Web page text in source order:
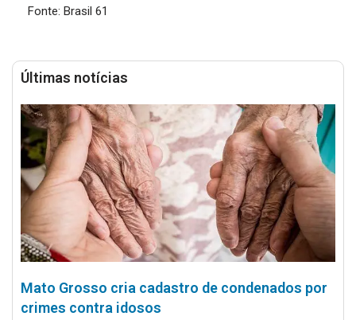
Fonte: Brasil 61
Últimas notícias
Mato Grosso cria cadastro de condenados por
crimes contra idosos